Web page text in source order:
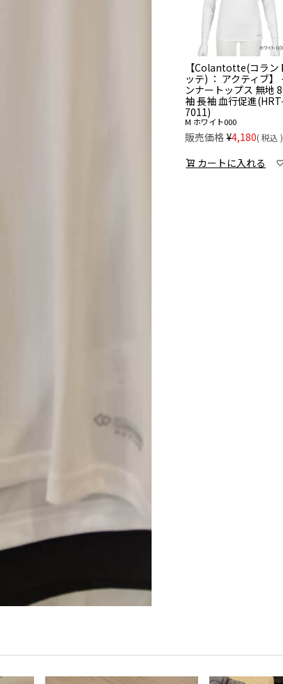
【Colantotte(コラン
ッテ) ： アクティブ】
ンナートップス 無地
袖 長袖 血行促進
7011)
M ホワイト000
販売価格 ¥4,180 税込
カートに入れる